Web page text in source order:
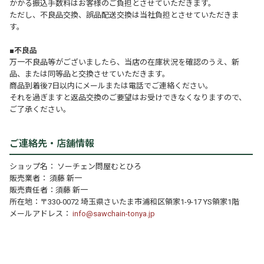
かかる振込手数料はお客様のご負担とさせていただきます。
ただし、不良品交換、誤品配送交換は当社負担とさせていただきま
す。
■不良品
万一不良品等がございましたら、当店の在庫状況を確認のうえ、新
品、または同等品と交換させていただきます。
商品到着後7日以内にメールまたは電話でご連絡ください。
それを過ぎますと返品交換のご要望はお受けできなくなりますので、
ご了承ください。
ご連絡先・店舗情報
ショップ名： ソーチェン問屋むとひろ
販売業者： 須藤 新一
販売責任者：須藤 新一
所在地：〒330-0072 埼玉県さいたま市浦和区領家1-9-17 YS領家1階
メールアドレス：info@sawchain-tonya.jp